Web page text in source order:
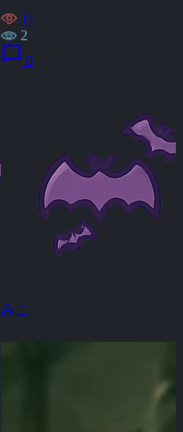
11
2
chat_bubble 0
みこ